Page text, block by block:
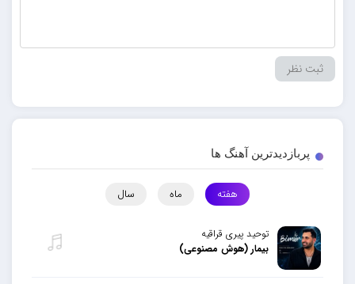
پربازدیدترین آهنگ ها
هفته ماه سال
توحید پیری قراقیه
بیمار (هوش مصنوعی)